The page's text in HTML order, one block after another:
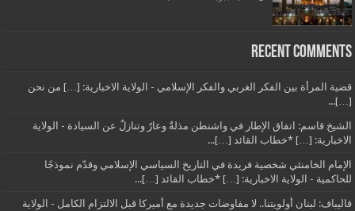
Recent Comments
قضية المرأة بين الفكر الغربي والفكر الإسلامي - الولاية الاخبارية: […] من نحن
[…]...
الشيخ قاسم: اتفاق الإطار في واشنطن مذلةٌ وعارٌ وتنازلٌ عن السيادة - الولاية
الاخبارية: […] *خطاب القائد […]...
الإمام الخامنئي شخصية فريدة في التاريخ السياسي الإسلامي وقدّم نموذجًا
للحاكمية - الولاية الاخبارية: […] *خطاب القائد […]...
قاليباف: لبنان أولويتنا.. لا مفاوضات جديدة مع أميركا قبل الالتزام الكامل - الولاية